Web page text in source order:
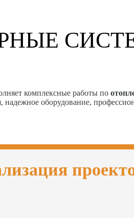
комплексные работы по
надежное оборудование,